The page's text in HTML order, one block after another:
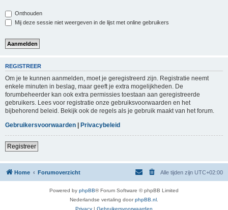
Onthouden
Mij deze sessie niet weergeven in de lijst met online gebruikers
REGISTREER
Om je te kunnen aanmelden, moet je geregistreerd zijn. Registratie neemt
enkele minuten in beslag, maar geeft je extra mogelijkheden. De
forumbeheerder kan ook extra permissies toestaan aan geregistreerde
gebruikers. Lees voor registratie onze gebruiksvoorwaarden en het
bijbehorend beleid. Bekijk ook de regels als je gebruik maakt van het forum.
Gebruikersvoorwaarden | Privacybeleid
Registreer
Home Forumoverzicht Alle tijden zijn UTC+02:00
Powered by phpBB® Forum Software © phpBB Limited
Nederlandse vertaling doorphpBB.nl
Privacy | Gebruikersvoorwaarden